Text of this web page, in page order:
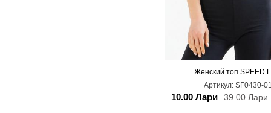
XL
Женский топ SPEED
Артикул:SF0430-01
10.00 Лари 39.00 Лари